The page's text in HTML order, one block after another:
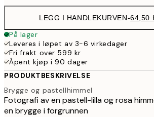
LEGG I HANDLEKURVEN-64,50
På lager
Leveres i løpet av 3-6 virkedager
Fri frakt over 599 kr
Åpent kjøp i 90 dager
PRODUKTBESKRIVELSE
Brygge og pastellhimmel
Fotografi av en pastell-lilla og rosa
en brygge i forgrunnen